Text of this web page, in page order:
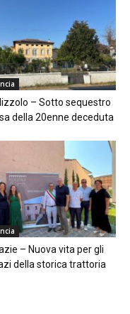
– Sotto sequestro
della 20enne deceduta
– Nuova vita per gli
della storica trattoria